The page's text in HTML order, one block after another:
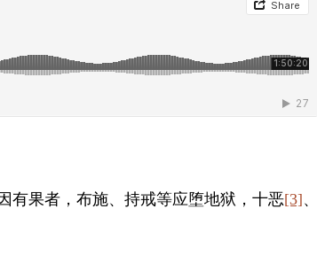
有果者，布施、持戒等应堕地狱，十恶[3]、